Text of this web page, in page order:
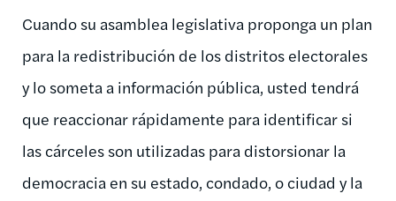
Cuando su asamblea legislativa proponga un plan
para la redistribución de los distritos electorales
y lo someta a información pública, usted tendrá
que reaccionar rápidamente para identificar si
las cárceles son utilizadas para distorsionar la
democracia en su estado, condado, o ciudad y la